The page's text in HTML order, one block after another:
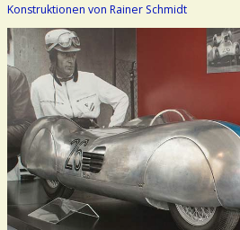
Konstruktionen von Rainer Schmidt